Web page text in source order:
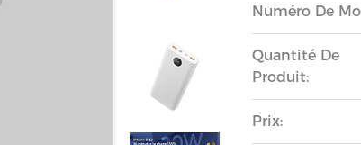
Numéro De
Quantité De
Produit:
Prix: